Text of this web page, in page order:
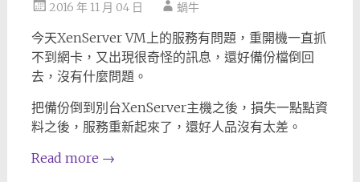
2016 年 11 月 04 日 蝸牛
今天XenServer VM上的服務有問題，重開機一直抓
不到網卡，又出現很奇怪的訊息，還好備份檔倒回
去，沒有什麼問題。
把備份倒到別台XenServer主機之後，損失一點點資
料之後，服務重新起來了，還好人品沒有太差。
Read more →